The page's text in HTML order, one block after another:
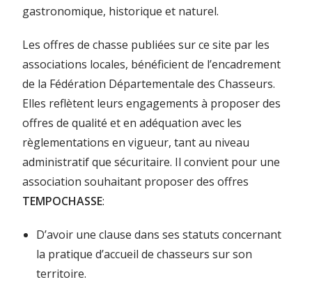
gastronomique, historique et naturel.
Les offres de chasse publiées sur ce site par les
associations locales, bénéficient de l’encadrement
de la Fédération Départementale des Chasseurs.
Elles reflètent leurs engagements à proposer des
offres de qualité et en adéquation avec les
règlementations en vigueur, tant au niveau
administratif que sécuritaire. Il convient pour une
association souhaitant proposer des offres
TEMPOCHASSE:
D’avoir une clause dans ses statuts concernant
la pratique d’accueil de chasseurs sur son
territoire.